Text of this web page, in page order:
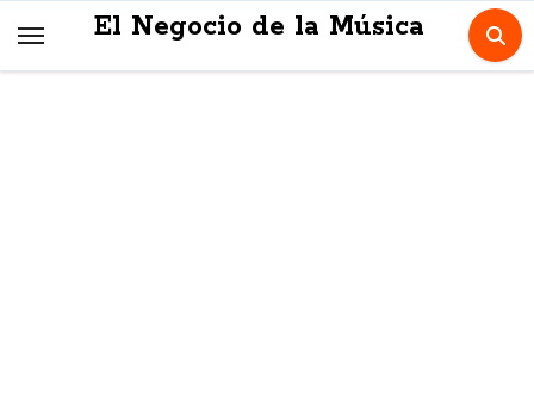
El Negocio de la Música